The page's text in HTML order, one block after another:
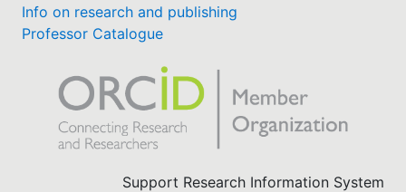
Info on research and publishing
Professor Catalogue
Support Research Information System